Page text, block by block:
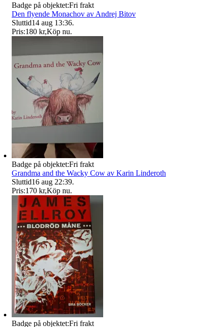
Badge på objektet:Fri frakt
Den flyende Monachov av Andrej Bitov
Sluttid14 aug 13:36.
Pris:180 kr,Köp nu.
Badge på objektet:Fri frakt
Grandma and the Wacky Cow av Karin Linderoth
Sluttid16 aug 22:39.
Pris:170 kr,Köp nu.
Badge på objektet:Fri frakt